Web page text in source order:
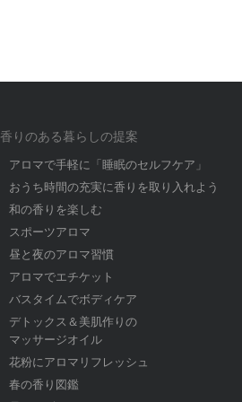
香りのある暮らしの提案
アロマで手軽に「睡眠のセルフケア」
おうち時間の充実に香りを取り入れよう
和の香りを楽しむ
スポーツアロマ
昼と夜のアロマ習慣
アロマでエチケット
バスタイムでボディケア
デトックス＆美肌作りの
マッサージオイル
花粉にアロマリフレッシュ
春の香り図鑑